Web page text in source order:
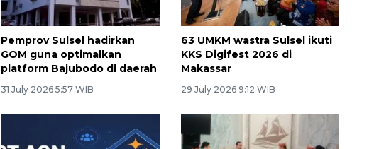
Pemprov Sulsel hadirkan
GOM guna optimalkan
platform Bajubodo di daerah
31 July 2026 5:57 WIB
63 UMKM wastra Sulsel ikuti
KKS Digifest 2026 di
Makassar
29 July 2026 9:12 WIB